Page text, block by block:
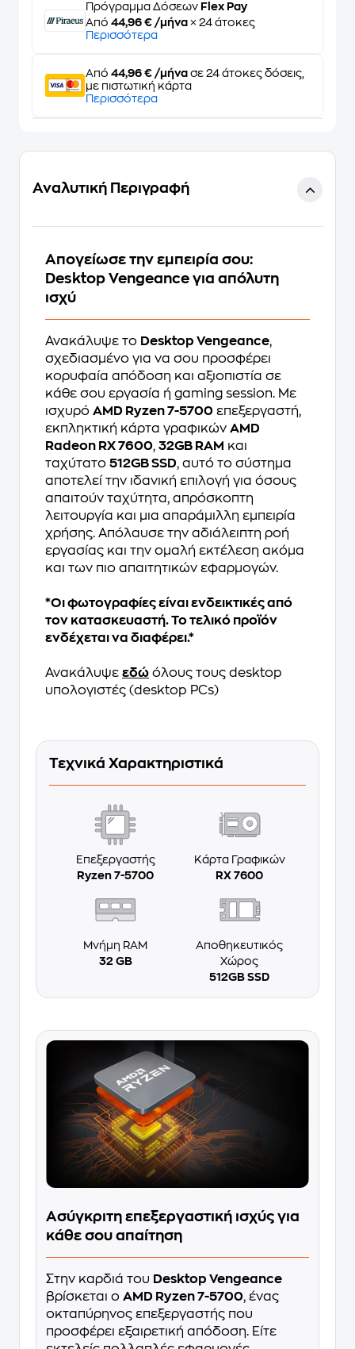
Πρόγραμμα Δόσεων Flex Pay
Από 44,96 € /μήνα × 24 άτοκες
Περισσότερα
Από 44,96 € /μήνα σε 24 άτοκες δόσεις,
με πιστωτική κάρτα
Περισσότερα
Αναλυτική Περιγραφή
Απογείωσε την εμπειρία σου:
Desktop Vengeance για απόλυτη
ισχύ
Ανακάλυψε το Desktop Vengeance,
σχεδιασμένο για να σου προσφέρει
κορυφαία απόδοση και αξιοπιστία σε
κάθε σου εργασία ή gaming session. Με
ισχυρό AMD Ryzen 7-5700 επεξεργαστή,
εκπληκτική κάρτα γραφικών AMD
Radeon RX 7600, 32GB RAM και
ταχύτατο 512GB SSD, αυτό το σύστημα
αποτελεί την ιδανική επιλογή για όσους
απαιτούν ταχύτητα, απρόσκοπτη
λειτουργία και μια απαράμιλλη εμπειρία
χρήσης. Απόλαυσε την αδιάλειπτη ροή
εργασίας και την ομαλή εκτέλεση ακόμα
και των πιο απαιτητικών εφαρμογών.
*Οι φωτογραφίες είναι ενδεικτικές από
τον κατασκευαστή. Το τελικό προϊόν
ενδέχεται να διαφέρει.*
Ανακάλυψε εδώ όλους τους desktop
υπολογιστές (desktop PCs)
Τεχνικά Χαρακτηριστικά
Επεξεργαστής
Ryzen 7-5700
Κάρτα Γραφικών
RX 7600
Μνήμη RAM
32 GB
Αποθηκευτικός
Χώρος
512GB SSD
Ασύγκριτη επεξεργαστική ισχύς για
κάθε σου απαίτηση
Στην καρδιά του Desktop Vengeance
βρίσκεται ο AMD Ryzen 7-5700, ένας
οκταπύρηνος επεξεργαστής που
προσφέρει εξαιρετική απόδοση. Είτε